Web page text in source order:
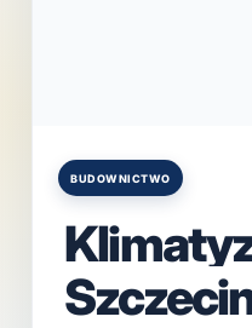
Posted
BUDOWNICTWO